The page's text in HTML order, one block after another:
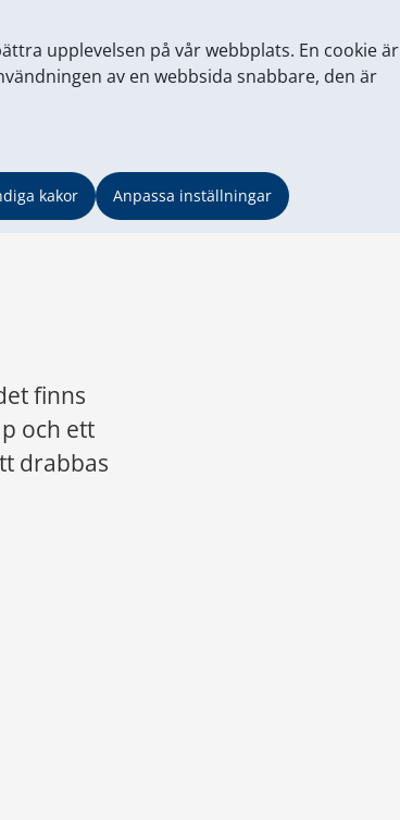
upplevelsen på vår webbplats. En cookie är
av en webbsida snabbare, den är
kakor Anpassa inställningar
finns
och ett
drabbas